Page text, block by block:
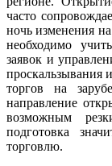
часто
ночь изменения
необходимо
заявок и
проскальзывания
торгов на
направление
возможным
подготовка
торговлю.